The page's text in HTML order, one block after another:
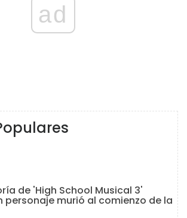
ad
de 'High School Musical 3'
personaje murió al comienzo de la